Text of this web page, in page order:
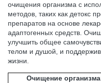
очищения организма с
методов, таких как детокс
препаратов на основе
адаптогенных средств.
улучшить общее
телом и душой, и
жизни.
Очищение